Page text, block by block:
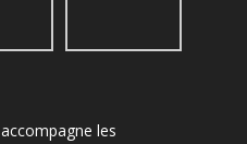
accompagne les